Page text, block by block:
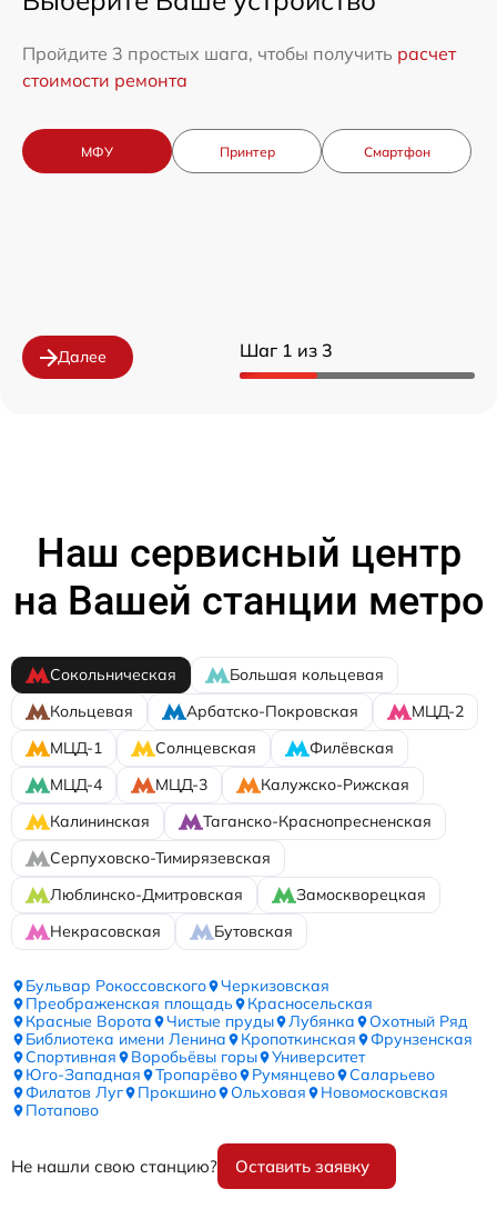
Шаг 1 из 3
Пройдите 3 простых шага, чтобы получить расчет
стоимости ремонта
МФУ Принтер Смартфон
Далее
Наш сервисный центр
на Вашей станции метро
Сокольническая
Большая кольцевая
Кольцевая
Арбатско-Покровская
МЦД-2
МЦД-1
Солнцевская
Филёвская
МЦД-4
МЦД-3
Калужско-Рижская
Калининская
Таганско-Краснопресненская
Серпуховско-Тимирязевская
Люблинско-Дмитровская
Замоскворецкая
Некрасовская
Бутовская
Бульвар Рокоссовского
Черкизовская
Преображенская площадь
Красносельская
Красные Ворота
Чистые пруды Лубянка
Охотный Ряд
Библиотека имени Ленина
Кропоткинская
Фрунзенская
Спортивная
Воробьёвы горы
Университет
Юго-Западная
Тропарёво Румянцево
Саларьево
Филатов Луг
Прокшино Ольховая
Новомосковская
Потапово
Не нашли свою станцию? Оставить заявку